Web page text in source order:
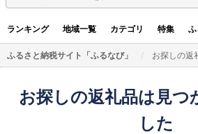
ランキング 地域一覧 カテゴリ 特集
ふるさと納税サイト「ふるなび」 お探しの返
お探しの返礼品は見つ
した